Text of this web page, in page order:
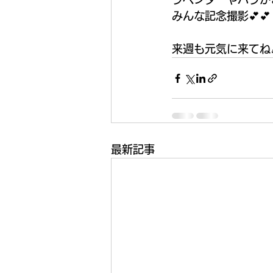
みんな記念撮影💕💕
来週も元気に来てね
最新記事